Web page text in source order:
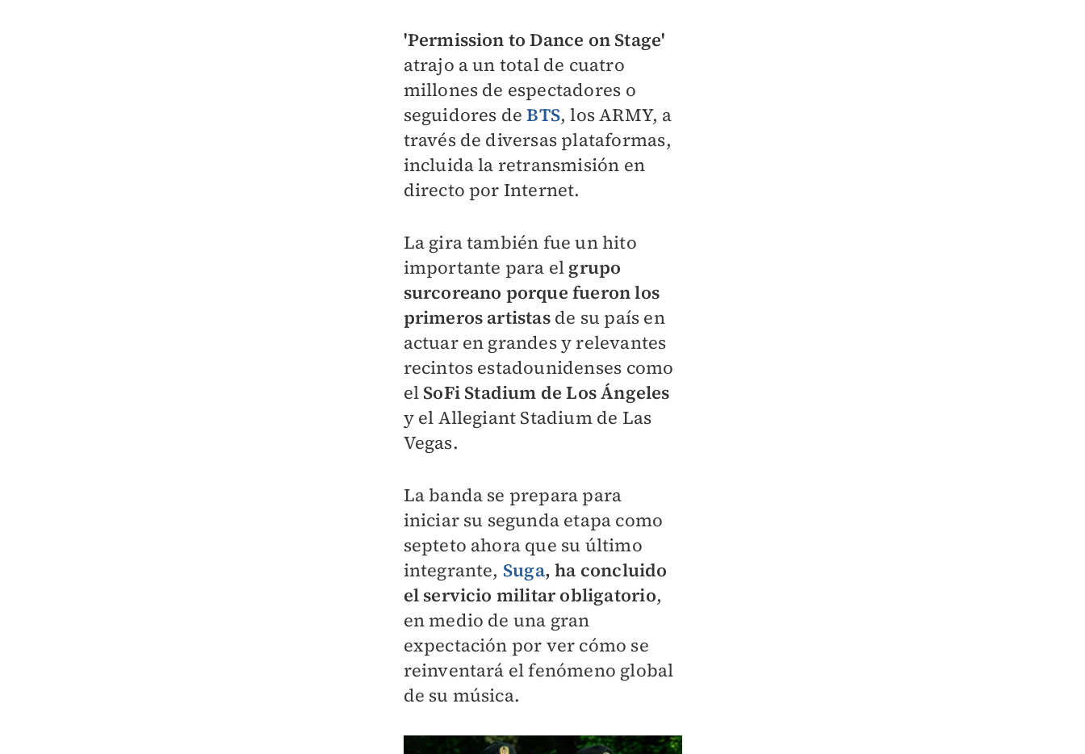
'Permission to Dance on Stage'
atrajo a un total de cuatro
millones de espectadores o
seguidores deBTS, los ARMY, a
través de diversas plataformas,
incluida la retransmisión en
directo por Internet.
La gira también fue un hito
importante para el grupo
surcoreano porque fueron los
primeros artistasde su país en
actuar en grandes y relevantes
recintos estadounidenses como
el SoFi Stadium de Los Ángeles
y el Allegiant Stadium de Las
Vegas.
La banda se prepara para
iniciar su segunda etapa como
septeto ahora que su último
integrante, Suga, ha concluido
el servicio militar obligatorio,
en medio de una gran
expectación por ver cómo se
reinventará el fenómeno global
de su música.